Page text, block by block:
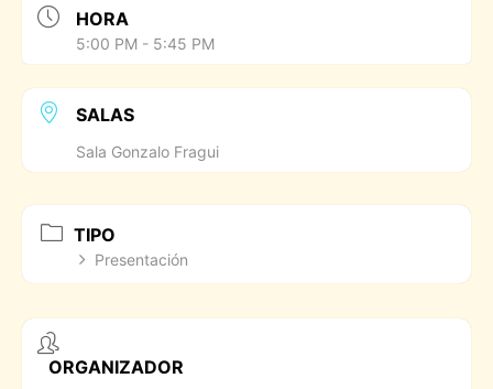
HORA
5:00 PM - 5:45 PM
SALAS
Sala Gonzalo Fragui
TIPO
Presentación
ORGANIZADOR